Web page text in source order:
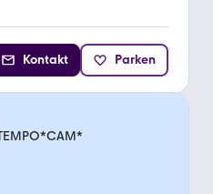
Kontakt Parken